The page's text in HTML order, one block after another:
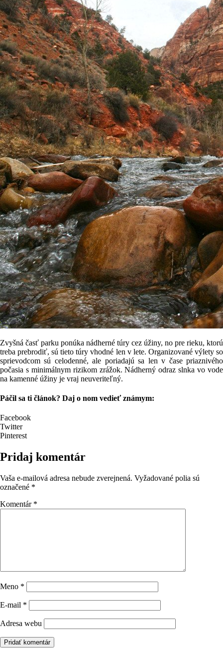
Zvyšná časť parku ponúka nádherné túry cez úžiny, no pre rieku, ktorú
treba prebrodiť, sú tieto túry vhodné len v lete. Organizované výlety so
sprievodcom sú celodenné, ale poriadajú sa len v čase priaznivého
počasia s minimálnym rizikom zrážok. Nádherný odraz slnka vo vode
na kamenné úžiny je vraj neuveriteľný.
Páčil sa ti článok? Daj o nom vedieť známym:
Facebook
Twitter
Pinterest
Pridaj komentár
Vaša e-mailová adresa nebude zverejnená. Vyžadované polia sú
označené *
Komentár *
Meno *
E-mail *
Adresa webu